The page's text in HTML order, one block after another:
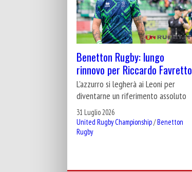
Benetton Rugby: lungo
rinnovo per Riccardo Favretto
L'azzurro si legherà ai Leoni per
diventarne un riferimento assoluto
31 Luglio 2026
United Rugby Championship/Benetton
Rugby